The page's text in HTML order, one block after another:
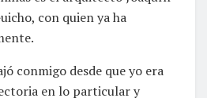
con quien ya ha
conmigo desde que yo era
en lo particular y